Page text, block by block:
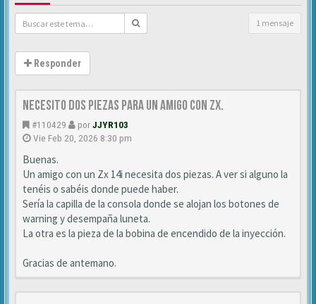
1 mensaje
Responder
Necesito dos piezas para un amigo con ZX.
#110429 porJJYR103
Vie Feb 20, 2026 8:30 pm
Buenas.
Un amigo con un Zx 14i necesita dos piezas. A ver si alguno la
tenéis o sabéis donde puede haber.
Sería la capilla de la consola donde se alojan los botones de
warning y desempaña luneta.
La otra es la pieza de la bobina de encendido de la inyección.
Gracias de antemano.